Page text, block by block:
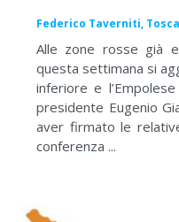
Federico Taverniti,
Alle zone rosse già
questa settimana si
inferiore e
presidente Eugenio
aver firmato le
conferenza ...